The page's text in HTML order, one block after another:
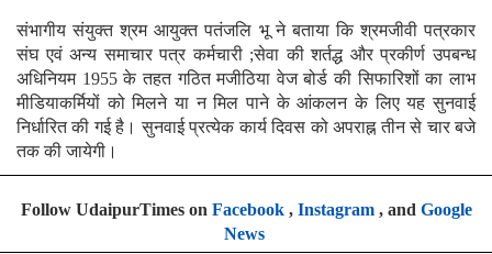
संभागीय संयुक्त श्रम आयुक्त पतंजलि भू ने बताया कि श्रमजीवी पत्रकार
संघ एवं अन्य समाचार पत्र कर्मचारी ;सेवा की शर्तद्ध और प्रकीर्ण उपबन्ध
अधिनियम 1955 के तहत गठित मजीठिया वेज बोर्ड की सिफारिशों का लाभ
मीडियाकर्मियों को मिलने या न मिल पाने के आंकलन के लिए यह सुनवाई
निर्धारित की गई है। सुनवाई प्रत्येक कार्य दिवस को अपराह्न तीन से चार बजे
तक की जायेगी।
Follow UdaipurTimes on Facebook, Instagram, and Google
News